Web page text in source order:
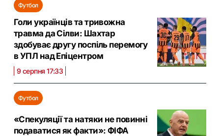
Футбол
Голи українців та тривожна
травма да Сілви: Шахтар
здобуває другу поспіль перемогу
в УПЛ над Епіцентром
9 серпня 17:33
Футбол
«Спекуляції та натяки не повинні
подаватися як факти»: ФІФА